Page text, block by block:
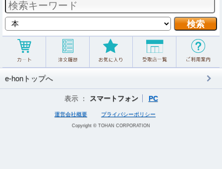
e-honトップへ
表示 ： スマートフォン PC
運営会社概要 プライバシーポリシー
Copyright © TOHAN CORPORATION